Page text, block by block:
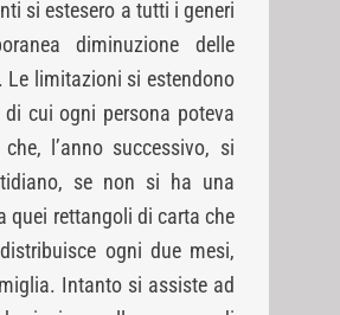
si estesero a tutti i generi
diminuzione delle
limitazioni si estendono
cui ogni persona poteva
l’anno successivo, si
se non si ha una
quei rettangoli di carta che
ogni due mesi,
Intanto si assiste ad